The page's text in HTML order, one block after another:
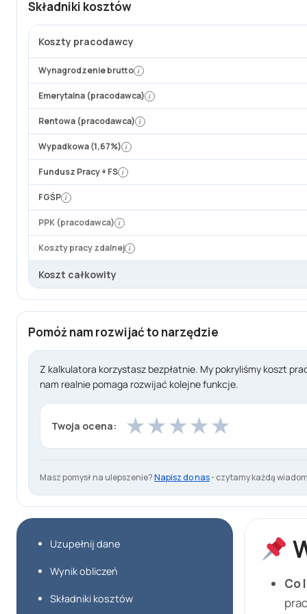
Składniki kosztów
Koszty pracodawcy
Wynagrodzenie brutto i
Emerytalna (pracodawca) i
Rentowa (pracodawca) i
Wypadkowa (1,67%) i
Fundusz Pracy + FS i
FGŚP i
PPK (pracodawca) i
Koszty pracy zdalnej i
Koszt całkowity
Pomóż nam rozwijać to narzędzie
Z kalkulatora korzystasz bezpłatnie. My pokryliśmy koszt
nam realnie pomaga rozwijać kolejne funkcje.
Twoja ocena: ★★★★★
Masz pomysł na ulepszenie?Napisz do nas- czytamy każdą
Uzupełnij dane
Wynik obliczeń
Składniki kosztów
Co